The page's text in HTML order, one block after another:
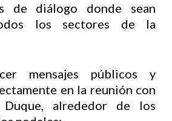
de diálogo donde sean
los sectores de la
mensajes públicos y
en la reunión con
alrededor de los